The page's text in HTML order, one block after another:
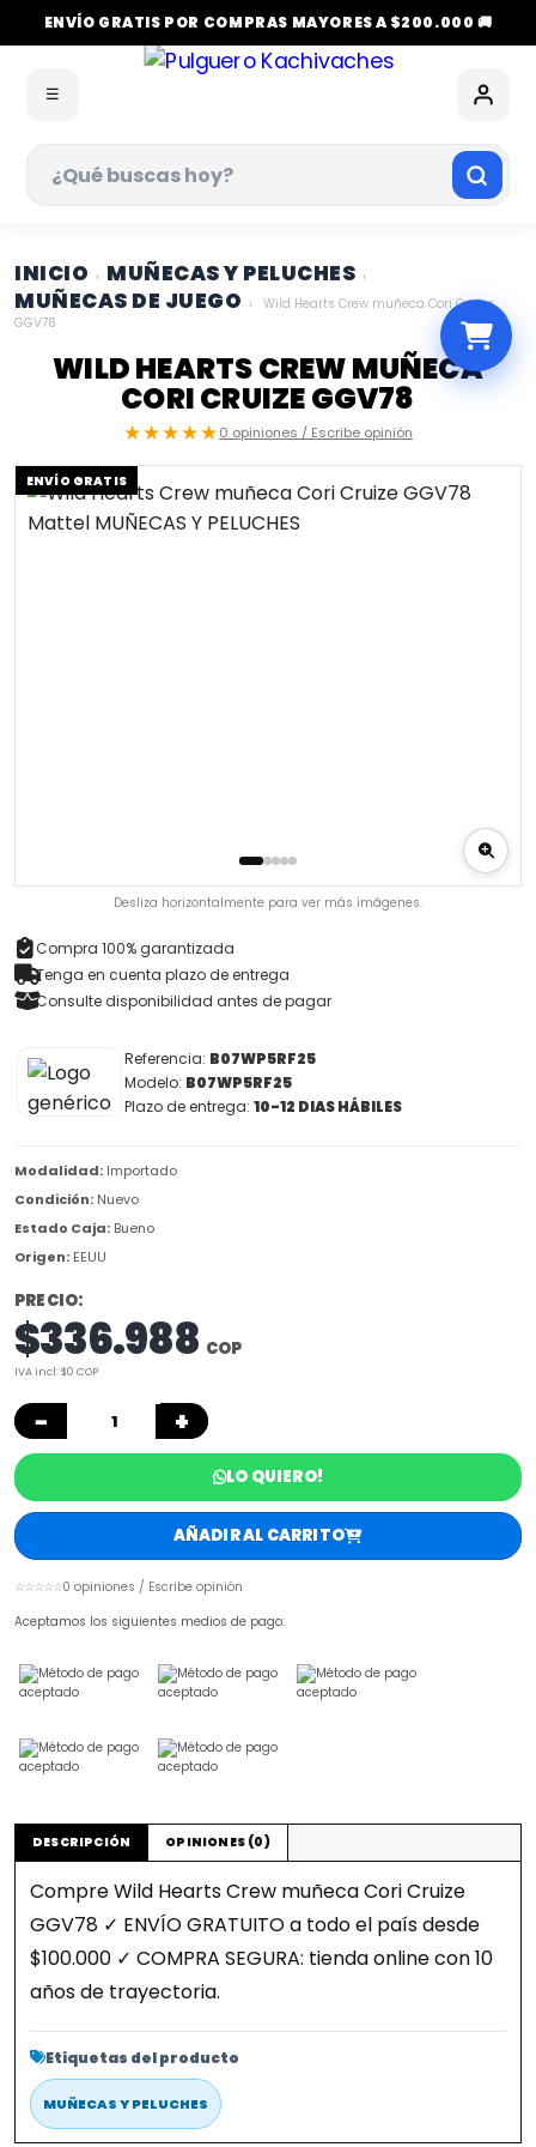
ENVÍO GRATIS POR COMPRAS MAYORES A $200.000 🚚
☰
INICIO › MUÑECAS Y PELUCHES ›
MUÑECAS DE JUEGO ›
Wild Hearts Crew muñeca Cori Cruize
GGV78
WILD HEARTS CREW MUÑECA
CORI CRUIZE GGV78
★★★★★0 opiniones / Escribe opinión
ENVÍO GRATIS
Desliza horizontalmente para ver más imágenes.
Compra 100% garantizada
Tenga en cuenta plazo de entrega
Consulte disponibilidad antes de pagar
Referencia: B07WP5RF25
Modelo: B07WP5RF25
Plazo de entrega: 10-12 DIAS HÁBILES
Modalidad: Importado
Condición: Nuevo
Estado Caja: Bueno
Origen: EEUU
PRECIO:
$336.988 COP
IVA incl: $0 COP
− +
LO QUIERO!
AÑADIR AL CARRITO
☆☆☆☆☆0 opiniones / Escribe opinión
Aceptamos los siguientes medios de pago:
DESCRIPCIÓN OPINIONES (0)
Compre Wild Hearts Crew muñeca Cori Cruize
GGV78 ✓ ENVÍO GRATUITO a todo el país desde
$100.000 ✓ COMPRA SEGURA: tienda online con 10
años de trayectoria.
Etiquetas del producto
MUÑECAS Y PELUCHES